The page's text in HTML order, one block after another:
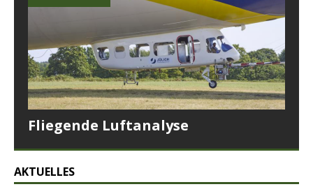
Fliegende Luftanalyse
AKTUELLES